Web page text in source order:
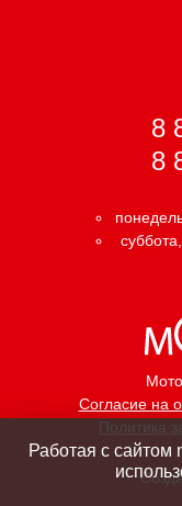
Согласие на
Политика
8
8
Работая с сайтом